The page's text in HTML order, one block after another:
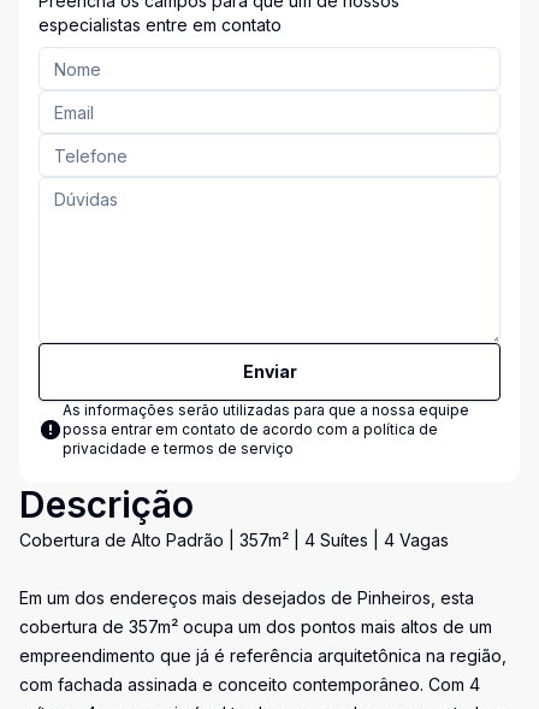
especialistas entre em contato
Enviar
As informações serão utilizadas para que a nossa equipe
possa entrar em contato de acordo com a política de
privacidade e termos de serviço
Descrição
Cobertura de Alto Padrão | 357m² | 4 Suítes | 4 Vagas
Em um dos endereços mais desejados de Pinheiros, esta
cobertura de 357m² ocupa um dos pontos mais altos de um
empreendimento que já é referência arquitetônica na região,
com fachada assinada e conceito contemporâneo. Com 4